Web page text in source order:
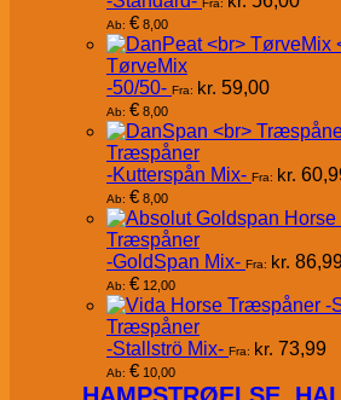
Fra:
Ab: € 8,00
TørveMix
-50/50- Fra: kr. 59,00
Ab: € 8,00
Træspåner
-Kutterspån Mix- Fra: kr.
Ab: € 8,00
Træspåner
-GoldSpan Mix- Fra: kr.
Ab: € 12,00
Træspåner
-Stallströ Mix- Fra: kr. 73,99
Ab: € 10,00